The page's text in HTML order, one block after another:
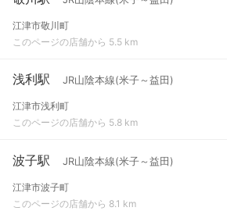
江津市敬川町
このページの店舗から 5.5 km
浅利駅 JR山陰本線(米子～益田)
江津市浅利町
このページの店舗から 5.8 km
波子駅 JR山陰本線(米子～益田)
江津市波子町
このページの店舗から 8.1 km